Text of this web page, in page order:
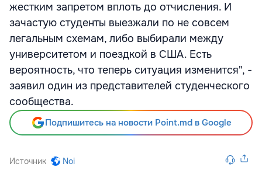
жестким запретом вплоть до отчисления. И
зачастую студенты выезжали по не совсем
легальным схемам, либо выбирали между
университетом и поездкой в США. Есть
вероятность, что теперь ситуация изменится", -
заявил один из представителей студенческого
сообщества.
Подпишитесь на новости Point.md в Google
Источник Noi